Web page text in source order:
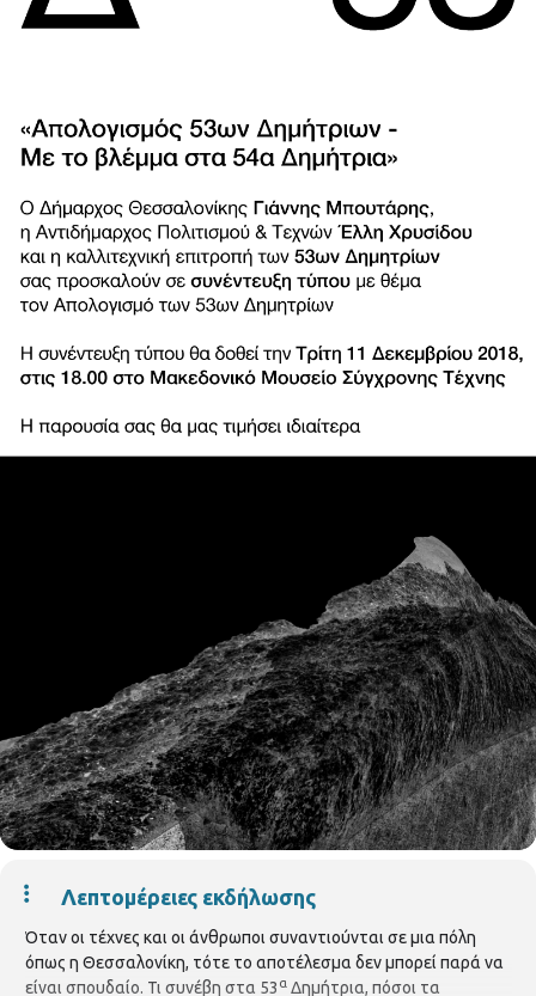
Λεπτομέρειες εκδήλωσης
Όταν οι τέχνες και οι άνθρωποι συναντιούνται σε μια πόλη
όπως η Θεσσαλονίκη, τότε το αποτέλεσμα δεν μπορεί παρά να
είναι σπουδαίο. Τι συνέβη στα 53 α Δημήτρια, πόσοι τα